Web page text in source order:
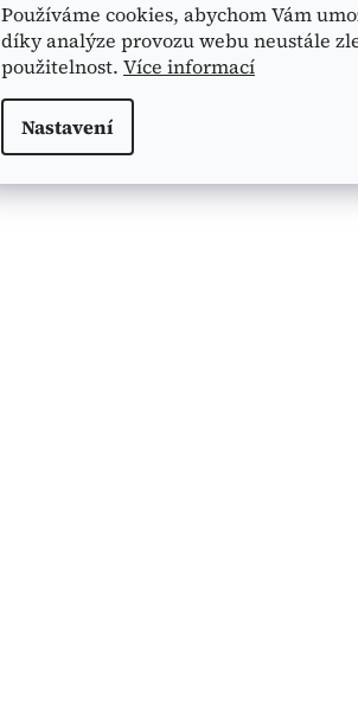
Používáme cookies, abychom Vám
díky analýze provozu webu neustále
použitelnost. Více informací
Nastavení